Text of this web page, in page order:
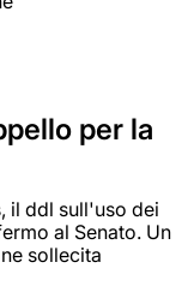
per la
il ddl sull'uso dei
al Senato. Un
sollecita